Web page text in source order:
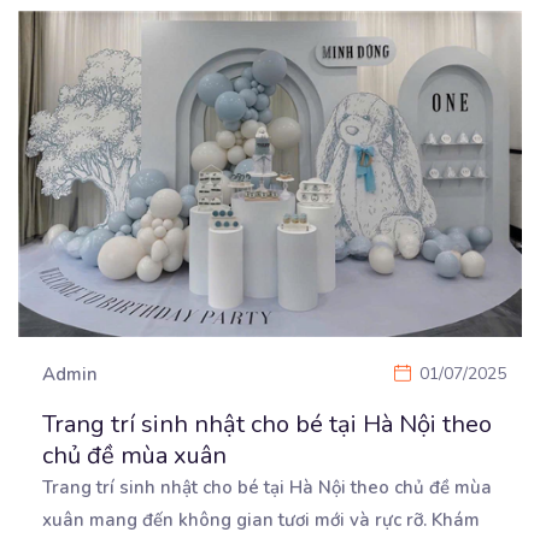
Admin 01/07/2025
Trang trí sinh nhật cho bé tại Hà Nội theo
chủ đề mùa xuân
Trang trí sinh nhật cho bé tại Hà Nội theo chủ đề mùa
xuân mang đến không gian tươi mới và rực rỡ. Khám